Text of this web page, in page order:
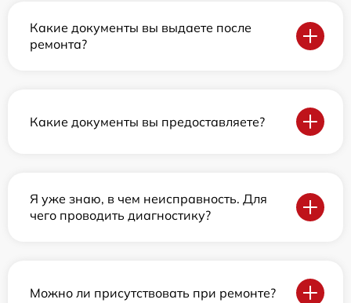
Какие документы вы выдаете после
ремонта?
Какие документы вы предоставляете?
Я уже знаю, в чем неисправность. Для
чего проводить диагностику?
Можно ли присутствовать при ремонте?